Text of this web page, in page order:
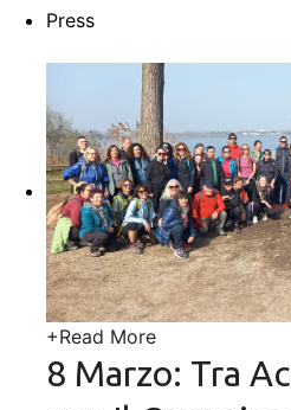
Press
+Read More
8 Marzo: Tra